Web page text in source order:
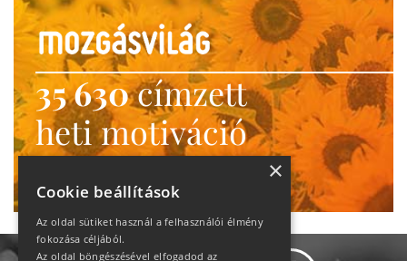
35 630címzett
heti motiváció
Ne maradj le!
×
Cookie beállítások
Az oldal sütiket használ a felhasználói élmény
fokozása céljából.
Az oldal böngészésével elfogadod az